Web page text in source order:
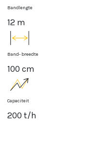
Bandlengte
12 m
Band- breedte
100 cm
Capaciteit
200 t/h